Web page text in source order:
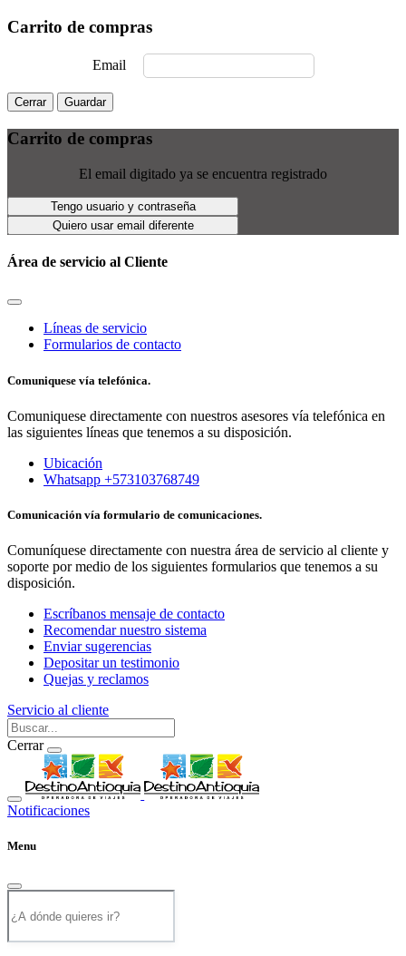
Carrito de compras
Email
Cerrar Guardar
Carrito de compras
El email digitado ya se encuentra registrado
Tengo usuario y contraseña
Quiero usar email diferente
Área de servicio al Cliente
Líneas de servicio
Formularios de contacto
Comuniquese vía telefónica.
Comuniquese directamente con nuestros asesores vía telefónica en
las siguientes líneas que tenemos a su disposición.
Ubicación
Whatsapp +573103768749
Comunicación vía formulario de comunicaciones.
Comuníquese directamente con nuestra área de servicio al cliente y
soporte por medio de los siguientes formularios que tenemos a su
disposición.
Escríbanos mensaje de contacto
Recomendar nuestro sistema
Enviar sugerencias
Depositar un testimonio
Quejas y reclamos
Servicio al cliente
Cerrar
Notificaciones
Menu